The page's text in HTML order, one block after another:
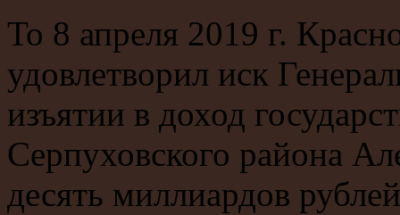
То 8 апреля 2019 г.
удовлетворил иск
изъятии в доход
Серпуховского района
десять миллиардов